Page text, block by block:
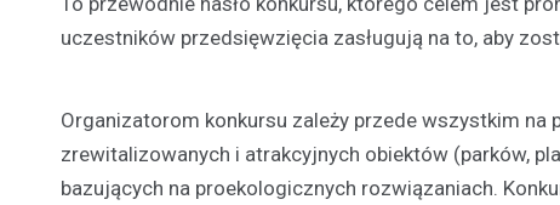
uczestników przedsięwzięcia zasługują na to, aby
Organizatorom konkursu zależy przede wszystkim
zrewitalizowanych i atrakcyjnych obiektów (parków,
bazujących na proekologicznych rozwiązaniach.